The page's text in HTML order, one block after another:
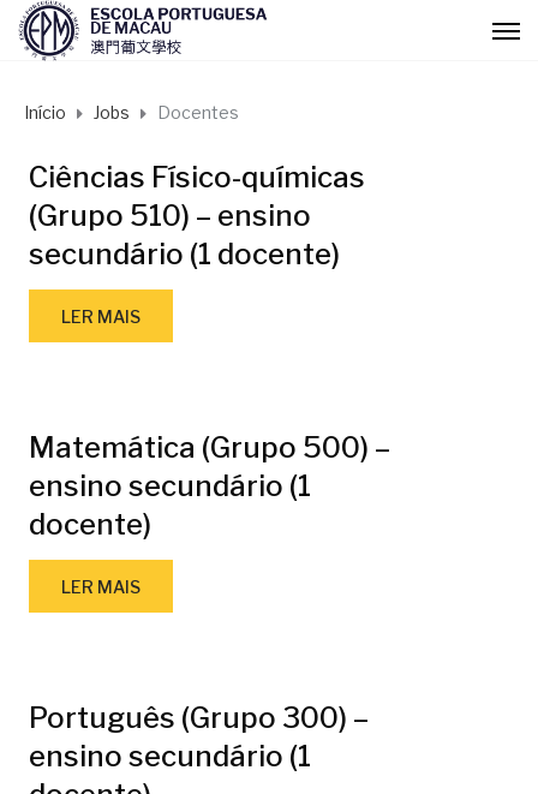
Início Jobs Docentes
Ciências Físico-químicas
(Grupo 510) – ensino
secundário (1 docente)
LER MAIS
Matemática (Grupo 500) –
ensino secundário (1
docente)
LER MAIS
Português (Grupo 300) –
ensino secundário (1